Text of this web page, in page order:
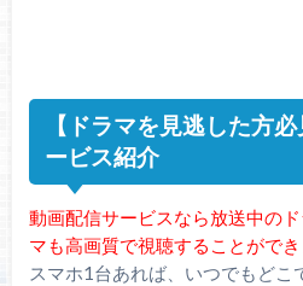
【ドラマを見逃した方
ービス紹介
動画配信サービスなら放送中の
マも高画質で視聴することができ
スマホ1台あれば、いつでもどこ